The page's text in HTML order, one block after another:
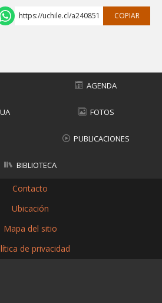
https://uchile.cl/a240851 COPIAR
AGENDA
FOTOS
PUBLICACIONES
BIBLIOTECA
Contacto
Ubicación
Mapa del sitio
de privacidad